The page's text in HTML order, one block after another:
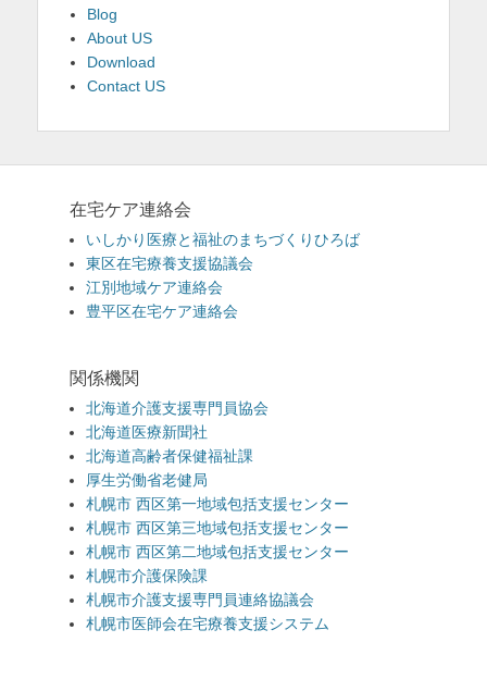
Blog
About US
Download
Contact US
在宅ケア連絡会
いしかり医療と福祉のまちづくりひろば
東区在宅療養支援協議会
江別地域ケア連絡会
豊平区在宅ケア連絡会
関係機関
北海道介護支援専門員協会
北海道医療新聞社
北海道高齢者保健福祉課
厚生労働省老健局
札幌市 西区第一地域包括支援センター
札幌市 西区第三地域包括支援センター
札幌市 西区第二地域包括支援センター
札幌市介護保険課
札幌市介護支援専門員連絡協議会
札幌市医師会在宅療養支援システム